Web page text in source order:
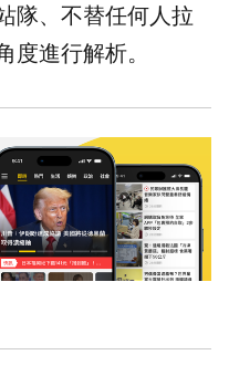
隊、不替任何人拉
度進行解析。